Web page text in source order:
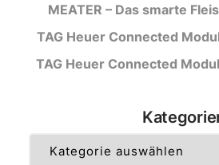
MEATER – Das smarte
TAG Heuer Connected
TAG Heuer Connected